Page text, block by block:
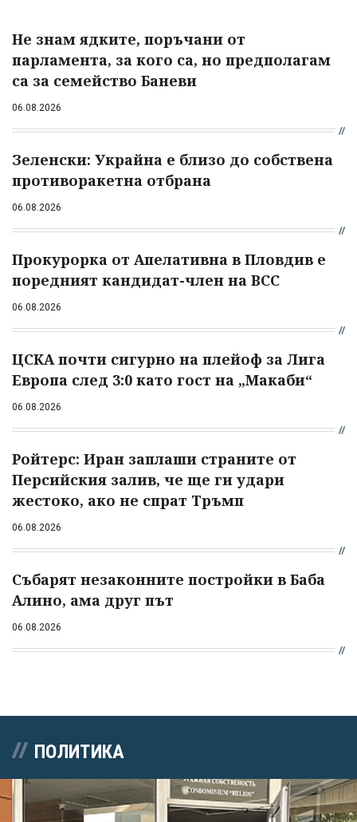
Не знам ядките, поръчани от
парламента, за кого са, но предполагам
са за семейство Баневи
06.08.2026
Зеленски: Украйна е близо до собствена
противоракетна отбрана
06.08.2026
Прокурорка от Апелативна в Пловдив е
поредният кандидат-член на ВСС
06.08.2026
ЦСКА почти сигурно на плейоф за Лига
Европа след 3:0 като гост на „Макаби“
06.08.2026
Ройтерс: Иран заплаши страните от
Персийския залив, че ще ги удари
жестоко, ако не спрат Тръмп
06.08.2026
Събарят незаконните постройки в Баба
Алино, ама друг път
06.08.2026
ПОЛИТИКА